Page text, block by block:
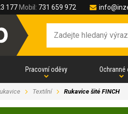
177 Mobil: 731 659 972
Pracovní oděvy Ochranné
Textilní Rukavice šité FINCH